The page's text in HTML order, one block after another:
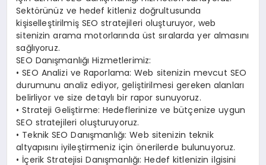
Sektörünüz ve hedef kitleniz doğrultusunda
kişiselleştirilmiş SEO stratejileri oluşturuyor, web
sitenizin arama motorlarında üst sıralarda yer almasını
sağlıyoruz.
SEO Danışmanlığı Hizmetlerimiz:
• SEO Analizi ve Raporlama: Web sitenizin mevcut SEO
durumunu analiz ediyor, geliştirilmesi gereken alanları
belirliyor ve size detaylı bir rapor sunuyoruz.
• Strateji Geliştirme: Hedeflerinize ve bütçenize uygun
SEO stratejileri oluşturuyoruz.
• Teknik SEO Danışmanlığı: Web sitenizin teknik
altyapısını iyileştirmeniz için önerilerde bulunuyoruz.
• İçerik Stratejisi Danışmanlığı: Hedef kitlenizin ilgisini